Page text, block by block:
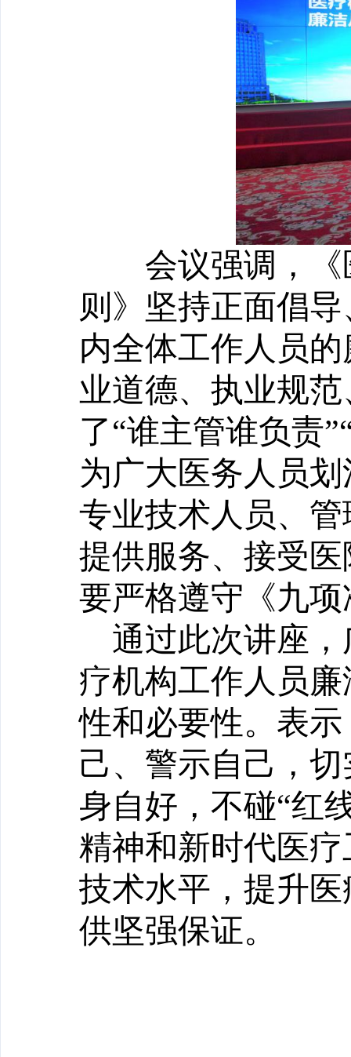
会议强调，《
则》坚持正面倡
内全体工作人员
业道德、执业规
了“谁主管谁负责
为广大医务人员
专业技术人员、
提供服务、接受
要严格遵守《九
通过此次讲座
疗机构工作人员
性和必要性。表
己、警示自己，
身自好，不碰“红
精神和新时代医
技术水平，提升
供坚强保证。